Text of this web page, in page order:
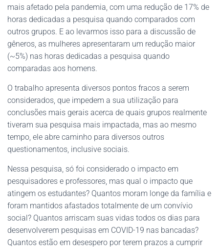
mais afetado pela pandemia, com uma redução de 17% de
horas dedicadas a pesquisa quando comparados com
outros grupos. E ao levarmos isso para a discussão de
gêneros, as mulheres apresentaram um redução maior
(~5%) nas horas dedicadas a pesquisa quando
comparadas aos homens.
O trabalho apresenta diversos pontos fracos a serem
considerados, que impedem a sua utilização para
conclusões mais gerais acerca de quais grupos realmente
tiveram sua pesquisa mais impactada, mas ao mesmo
tempo, ele abre caminho para diversos outros
questionamentos, inclusive sociais.
Nessa pesquisa, só foi considerado o impacto em
pesquisadores e professores, mas qual o impacto que
atingem os estudantes? Quantos moram longe da família e
foram mantidos afastados totalmente de um convívio
social? Quantos arriscam suas vidas todos os dias para
desenvolverem pesquisas em COVID-19 nas bancadas?
Quantos estão em desespero por terem prazos a cumprir